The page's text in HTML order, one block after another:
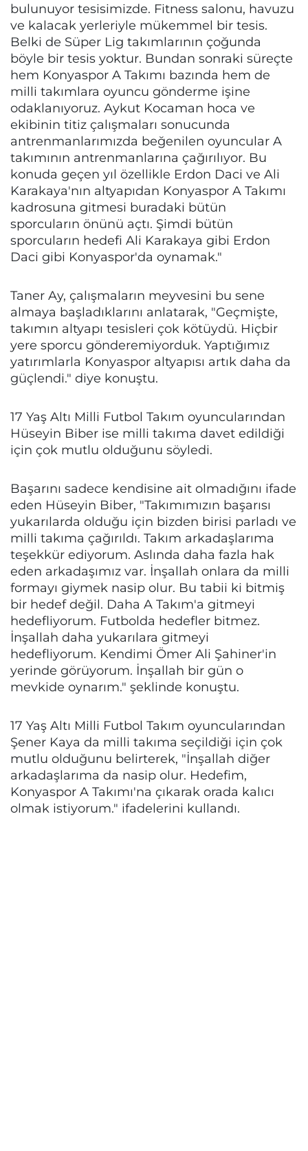
bulunuyor tesisimizde. Fitness salonu, havuzu
ve kalacak yerleriyle mükemmel bir tesis.
Belki de Süper Lig takımlarının çoğunda
böyle bir tesis yoktur. Bundan sonraki süreçte
hem Konyaspor A Takımı bazında hem de
milli takımlara oyuncu gönderme işine
odaklanıyoruz. Aykut Kocaman hoca ve
ekibinin titiz çalışmaları sonucunda
antrenmanlarımızda beğenilen oyuncular A
takımının antrenmanlarına çağırılıyor. Bu
konuda geçen yıl özellikle Erdon Daci ve Ali
Karakaya'nın altyapıdan Konyaspor A Takımı
kadrosuna gitmesi buradaki bütün
sporcuların önünü açtı. Şimdi bütün
sporcuların hedefi Ali Karakaya gibi Erdon
Daci gibi Konyaspor'da oynamak."
Taner Ay, çalışmaların meyvesini bu sene
almaya başladıklarını anlatarak, "Geçmişte,
takımın altyapı tesisleri çok kötüydü. Hiçbir
yere sporcu gönderemiyorduk. Yaptığımız
yatırımlarla Konyaspor altyapısı artık daha da
güçlendi." diye konuştu.
17 Yaş Altı Milli Futbol Takım oyuncularından
Hüseyin Biber ise milli takıma davet edildiği
için çok mutlu olduğunu söyledi.
Başarını sadece kendisine ait olmadığını ifade
eden Hüseyin Biber, "Takımımızın başarısı
yukarılarda olduğu için bizden birisi parladı ve
milli takıma çağırıldı. Takım arkadaşlarıma
teşekkür ediyorum. Aslında daha fazla hak
eden arkadaşımız var. İnşallah onlara da milli
formayı giymek nasip olur. Bu tabii ki bitmiş
bir hedef değil. Daha A Takım'a gitmeyi
hedefliyorum. Futbolda hedefler bitmez.
İnşallah daha yukarılara gitmeyi
hedefliyorum. Kendimi Ömer Ali Şahiner'in
yerinde görüyorum. İnşallah bir gün o
mevkide oynarım." şeklinde konuştu.
17 Yaş Altı Milli Futbol Takım oyuncularından
Şener Kaya da milli takıma seçildiği için çok
mutlu olduğunu belirterek, "İnşallah diğer
arkadaşlarıma da nasip olur. Hedefim,
Konyaspor A Takımı'na çıkarak orada kalıcı
olmak istiyorum." ifadelerini kullandı.